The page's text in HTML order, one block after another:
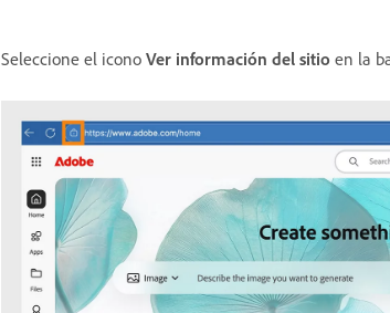
Seleccione el icono Ver información del sitio en la